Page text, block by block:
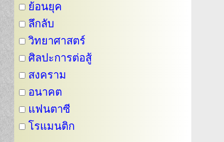
ย้อนยุค
ลึกลับ
วิทยาศาสตร์
ศิลปะการต่อสู้
สงคราม
อนาคต
แฟนตาซี
โรแมนติก